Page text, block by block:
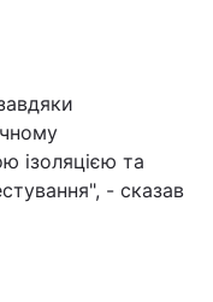
ізоляцією та
- сказав